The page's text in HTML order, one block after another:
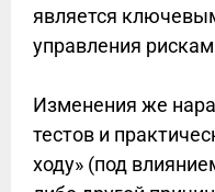
является
управления
Изменения же
тестов и
ходу» (под